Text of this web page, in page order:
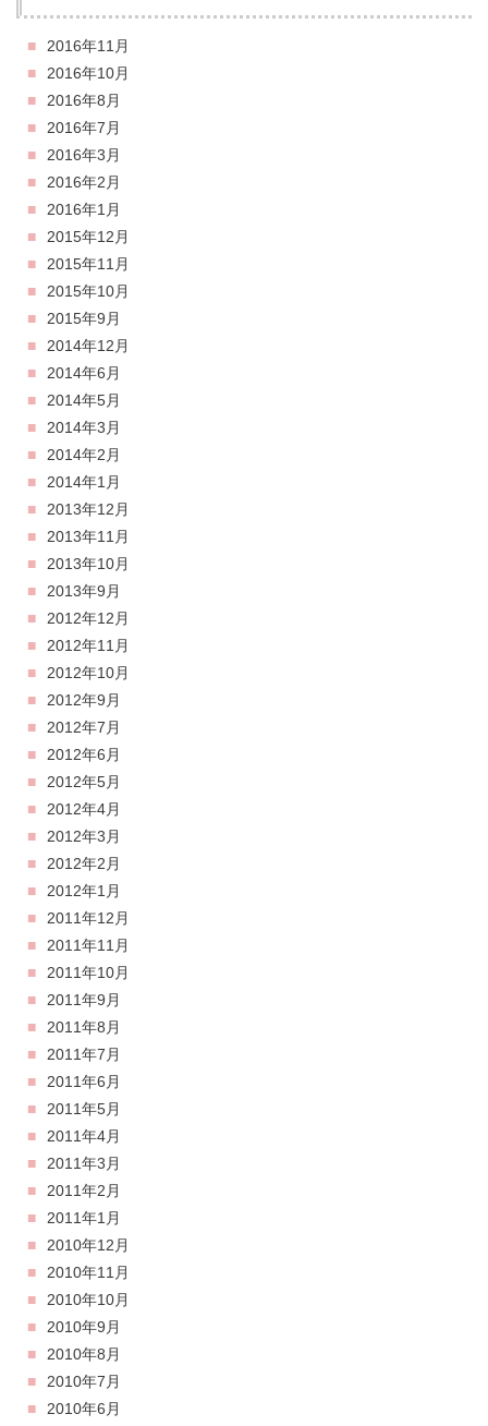
2016年11月
2016年10月
2016年8月
2016年7月
2016年3月
2016年2月
2016年1月
2015年12月
2015年11月
2015年10月
2015年9月
2014年12月
2014年6月
2014年5月
2014年3月
2014年2月
2014年1月
2013年12月
2013年11月
2013年10月
2013年9月
2012年12月
2012年11月
2012年10月
2012年9月
2012年7月
2012年6月
2012年5月
2012年4月
2012年3月
2012年2月
2012年1月
2011年12月
2011年11月
2011年10月
2011年9月
2011年8月
2011年7月
2011年6月
2011年5月
2011年4月
2011年3月
2011年2月
2011年1月
2010年12月
2010年11月
2010年10月
2010年9月
2010年8月
2010年7月
2010年6月